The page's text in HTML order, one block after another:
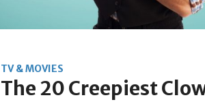
TV & MOVIES
The 20 Creepiest